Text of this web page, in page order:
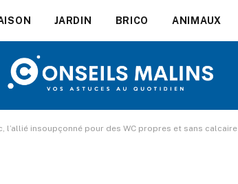
JARDIN BRICO ANIMAUX
l’allié insoupçonné pour des WC propres et sans calcaire